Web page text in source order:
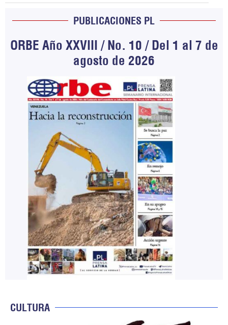
PUBLICACIONES PL
ORBE Año XXVIII / No. 10 / Del 1 al 7 de
agosto de 2026
CULTURA